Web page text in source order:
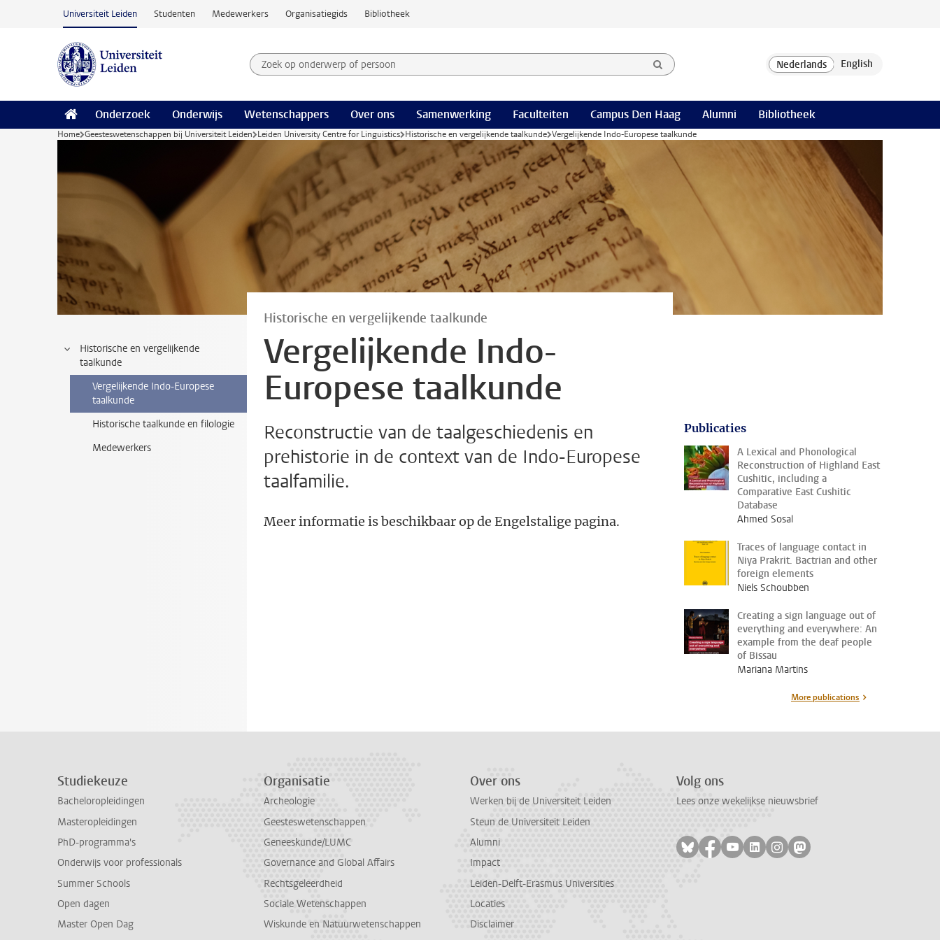
Ga naar hoofdinhoud
Universiteit Leiden Studenten Medewerkers Organisatiegids Bibliotheek
Zoek op onderwerp of persoon en selecteer categorie
Zoekterm
Onderzoek Onderwijs Wetenschappers Over ons Samenwerking Faculteiten Campus Den Haag Alumni Bibliotheek
Home Geesteswetenschappen bij Universiteit Leiden Leiden University Centre for Linguistics Historische en vergelijkende taalkunde Vergelijkende Indo-Europese taalkunde
Historische en vergelijkende
taalkunde
Vergelijkende Indo-Europese
taalkunde
Historische taalkunde en filologie
Medewerkers
Historische en vergelijkende taalkunde
Vergelijkende Indo-
Europese taalkunde
Reconstructie van de taalgeschiedenis en
prehistorie in de context van de Indo-Europese
taalfamilie.
Meer informatie is beschikbaar op de Engelstalige pagina.
Publicaties
A Lexical and Phonological
Reconstruction of Highland East
Cushitic, including a
Comparative East Cushitic
Database
Ahmed Sosal
Traces of language contact in
Niya Prakrit. Bactrian and other
foreign elements
Niels Schoubben
Creating a sign language out of
everything and everywhere: An
example from the deaf people
of Bissau
Mariana Martins
More publications
Studiekeuze
Bacheloropleidingen
Masteropleidingen
PhD-programma's
Onderwijs voor professionals
Summer Schools
Open dagen
Master Open Dag
Organisatie
Archeologie
Geesteswetenschappen
Geneeskunde/LUMC
Governance and Global Affairs
Rechtsgeleerdheid
Sociale Wetenschappen
Wiskunde en Natuurwetenschappen
Over ons
Werken bij de Universiteit Leiden
Steun de Universiteit Leiden
Alumni
Impact
Leiden-Delft-Erasmus Universities
Locaties
Disclaimer
Volg ons
Lees onze wekelijkse nieuwsbrief
Volg ons op bluesky
Volg ons op facebook
Volg ons op youtube
Volg ons op linkedin
Volg ons op instagram
Volg ons op mastodon